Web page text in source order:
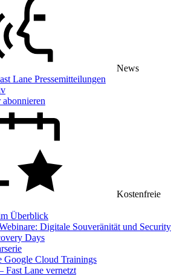
News
Lane Pressemitteilungen
Kostenfreie
Überblick
Digitale Souveränität und Security
Days
Google Cloud Trainings
Fast Lane vernetzt